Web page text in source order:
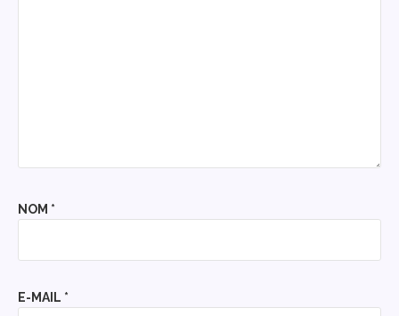
NOM *
E-MAIL *